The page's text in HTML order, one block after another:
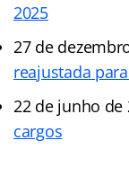
2025
27 de
reajustada
22 de junho de
cargos